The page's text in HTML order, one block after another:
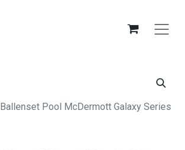
Ballenset Pool McDermott Galaxy Series